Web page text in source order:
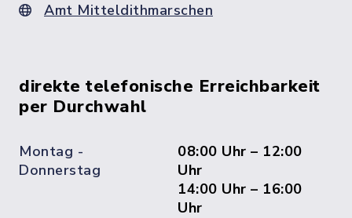
Amt Mitteldithmarschen
direkte telefonische Erreichbarkeit
per Durchwahl
Montag -
Donnerstag
08:00 Uhr – 12:00
Uhr
14:00 Uhr – 16:00
Uhr